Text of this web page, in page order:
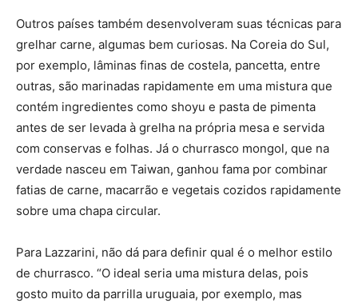
Outros países também desenvolveram suas técnicas para
grelhar carne, algumas bem curiosas. Na Coreia do Sul,
por exemplo, lâminas finas de costela, pancetta, entre
outras, são marinadas rapidamente em uma mistura que
contém ingredientes como shoyu e pasta de pimenta
antes de ser levada à grelha na própria mesa e servida
com conservas e folhas. Já o churrasco mongol, que na
verdade nasceu em Taiwan, ganhou fama por combinar
fatias de carne, macarrão e vegetais cozidos rapidamente
sobre uma chapa circular.
Para Lazzarini, não dá para definir qual é o melhor estilo
de churrasco. “O ideal seria uma mistura delas, pois
gosto muito da parrilla uruguaia, por exemplo, mas